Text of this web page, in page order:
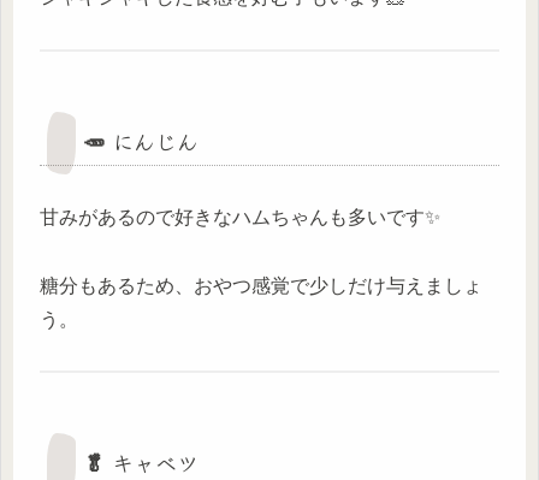
🥕 にんじん
甘みがあるので好きなハムちゃんも多いです✨
糖分もあるため、おやつ感覚で少しだけ与えましょ
う。
🥬 キャベツ